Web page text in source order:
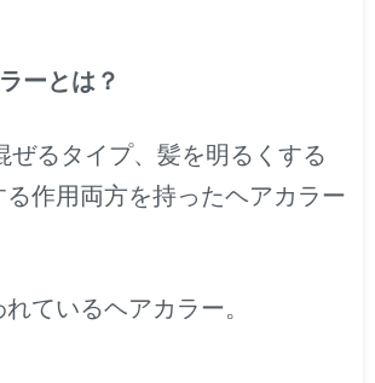
ーとは？
ぜるタイプ、髪を明るくする
作用両方を持ったヘアカラー
ているヘアカラー。